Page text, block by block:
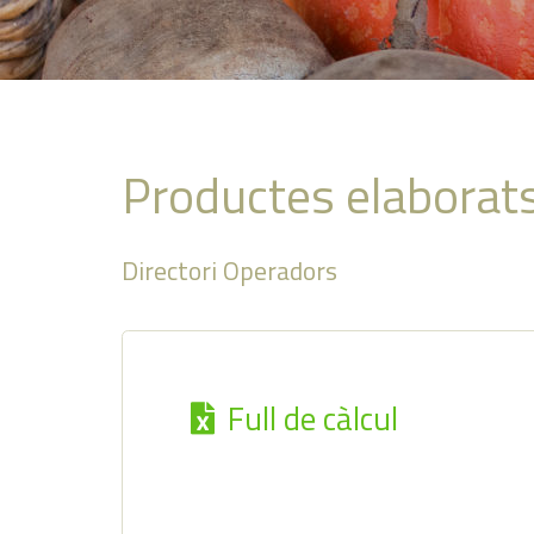
Productes
Directori Operadors
Full de càlcul